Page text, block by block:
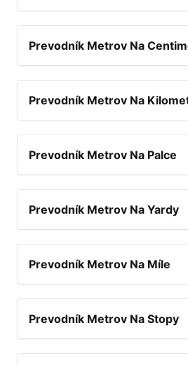
Prevodník Metrov Na
Prevodník Metrov Na
Prevodník Metrov Na Palce
Prevodník Metrov Na Yardy
Prevodník Metrov Na Míle
Prevodník Metrov Na Stopy